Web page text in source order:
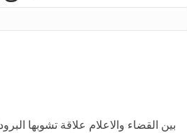
عُثر على
كانت تقدم نشرة
بين القضاء والاعلام علاقة تشوبها